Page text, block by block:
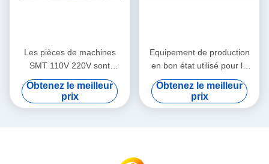
Les pièces de machines
SMT 110V 220V sont
expédiées par avion, Service
d'enseignement sur le
terrain intégré prenant en
Obtenez le meilleur
prix
Equipement de production
en bon état utilisé pour la
réparation, conçu pour une
précision et des
performances constantes
Obtenez le meilleur
prix